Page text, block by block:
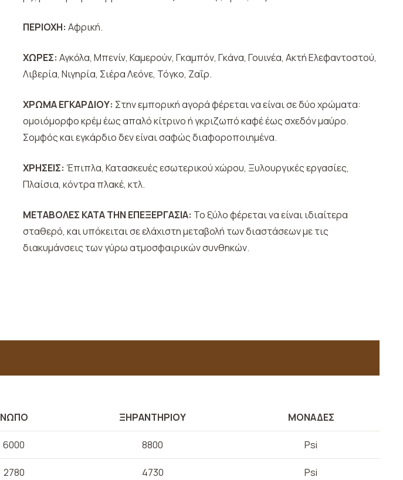
ΠΕΡΙΟΧΗ: Αφρική.
ΧΩΡΕΣ: Αγκόλα, Μπενίν, Καμερούν, Γκαμπόν, Γκάνα, Γουινέα, Ακτή Ελεφαντοστού,
Λιβερία, Νιγηρία, Σιέρα Λεόνε, Τόγκο, Ζαΐρ.
ΧΡΩΜΑ ΕΓΚΑΡΔΙΟΥ: Στην εμπορική αγορά φέρεται να είναι σε δύο χρώματα:
ομοιόμορφο κρέμ έως απαλό κίτρινο ή γκριζωπό καφέ έως σχεδόν μαύρο.
Σομφός και εγκάρδιο δεν είναι σαφώς διαφοροποιημένα.
ΧΡΗΣΕΙΣ: Έπιπλα, Κατασκευές εσωτερικού χώρου, Ξυλουργικές εργασίες,
Πλαίσια, κόντρα πλακέ, κτλ.
ΜΕΤΑΒΟΛΕΣ ΚΑΤΑ ΤΗΝ ΕΠΕΞΕΡΓΑΣΙΑ: Το ξύλο φέρεται να είναι ιδιαίτερα
σταθερό, και υπόκειται σε ελάχιστη μεταβολή των διαστάσεων με τις
διακυμάνσεις των γύρω ατμοσφαιρικών συνθηκών.
ΝΩΠΟ ΞΗΡΑΝΤΗΡΙΟΥ ΜΟΝΑΔΕΣ
6000 8800 Psi
2780 4730 Psi